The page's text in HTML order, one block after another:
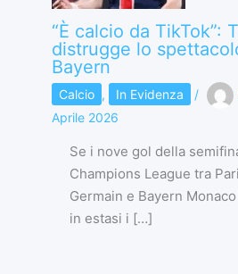
“È calcio da TikTok”:
distrugge lo
Bayern
Calcio , In Evidenza /
Aprile 2026
Se i nove gol della
Champions League tra
Germain e Bayern
in estasi i […]